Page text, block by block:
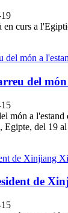
en curs a
del
món a
Egipte, del 19
de